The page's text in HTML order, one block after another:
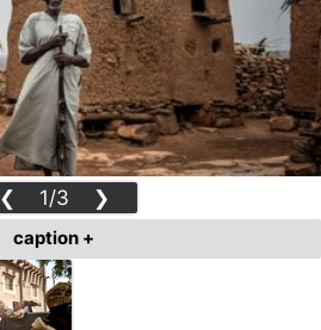
❮ 1/3 ❯
caption +